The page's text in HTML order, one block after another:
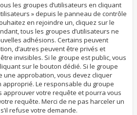
les groupes d’utilisateurs en cliquant
» depuis le panneau de contrôle
en rejoindre un, cliquez sur le
tous les groupes d’utilisateurs ne
adhésions. Certains peuvent
d’autres peuvent être privés et
invisibles. Si le groupe est public, vous
sur le bouton dédié. Si le groupe
une approbation, vous devez cliquer
Le responsable du groupe
approuver votre requête et pourra vous
requête. Merci de ne pas harceler un
refuse votre demande.